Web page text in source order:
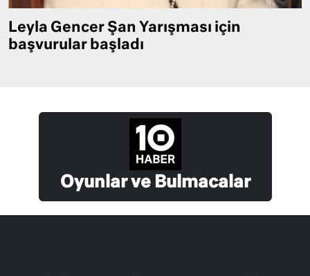
Leyla Gencer Şan Yarışması için
başvurular başladı
Oyunlar ve Bulmacalar